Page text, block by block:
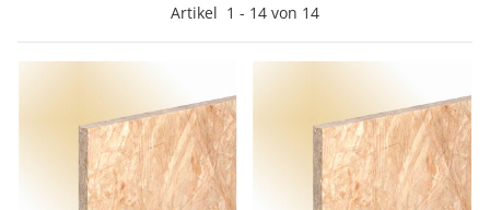
Artikel 1 - 14 von 14